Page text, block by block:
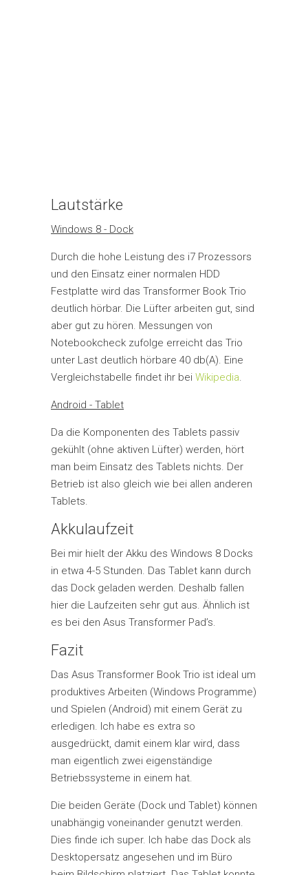
Lautstärke
Windows 8 - Dock
Durch die hohe Leistung des i7 Prozessors
und den Einsatz einer normalen HDD
Festplatte wird das Transformer Book Trio
deutlich hörbar. Die Lüfter arbeiten gut, sind
aber gut zu hören. Messungen von
Notebookcheck zufolge erreicht das Trio
unter Last deutlich hörbare 40 db(A). Eine
Vergleichstabelle findet ihr bei Wikipedia.
Android - Tablet
Da die Komponenten des Tablets passiv
gekühlt (ohne aktiven Lüfter) werden, hört
man beim Einsatz des Tablets nichts. Der
Betrieb ist also gleich wie bei allen anderen
Tablets.
Akkulaufzeit
Bei mir hielt der Akku des Windows 8 Docks
in etwa 4-5 Stunden. Das Tablet kann durch
das Dock geladen werden. Deshalb fallen
hier die Laufzeiten sehr gut aus. Ähnlich ist
es bei den Asus Transformer Pad’s.
Fazit
Das Asus Transformer Book Trio ist ideal um
produktives Arbeiten (Windows Programme)
und Spielen (Android) mit einem Gerät zu
erledigen. Ich habe es extra so
ausgedrückt, damit einem klar wird, dass
man eigentlich zwei eigenständige
Betriebssysteme in einem hat.
Die beiden Geräte (Dock und Tablet) können
unabhängig voneinander genutzt werden.
Dies finde ich super. Ich habe das Dock als
Desktopersatz angesehen und im Büro